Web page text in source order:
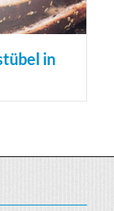
in